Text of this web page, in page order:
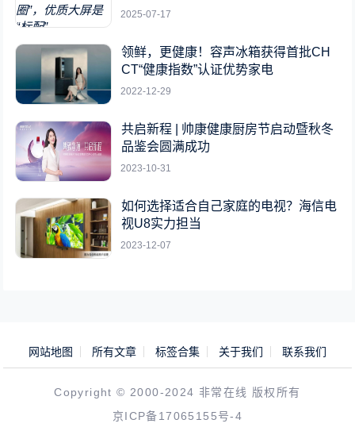
2025-07-17
领鲜，更健康！容声冰箱获得首批CH
CT“健康指数”认证优势家电
2022-12-29
共启新程 | 帅康健康厨房节启动暨秋冬
品鉴会圆满成功
2023-10-31
如何选择适合自己家庭的电视？海信电
视U8实力担当
2023-12-07
网站地图 所有文章 标签合集 关于我们 联系我们
Copyright © 2000-2024 非常在线 版权所有
京ICP备17065155号-4